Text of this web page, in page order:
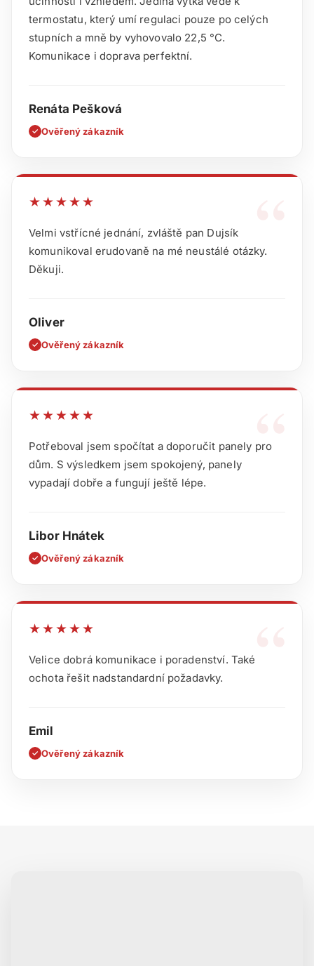
termostatu, který umí regulaci pouze po celých
stupních a mně by vyhovovalo 22,5 °C.
Komunikace i doprava perfektní.
Renáta Pešková
✓ Ověřený zákazník
★★★★★
Velmi vstřícné jednání, zvláště pan Dujsík
komunikoval erudovaně na mé neustálé otázky.
Děkuji.
Oliver
✓ Ověřený zákazník
“
★★★★★
Potřeboval jsem spočítat a doporučit panely pro
dům. S výsledkem jsem spokojený, panely
vypadají dobře a fungují ještě lépe.
Libor Hnátek
✓ Ověřený zákazník
★★★★★
Velice dobrá komunikace i poradenství. Také
ochota řešit nadstandardní požadavky.
Emil
✓ Ověřený zákazník